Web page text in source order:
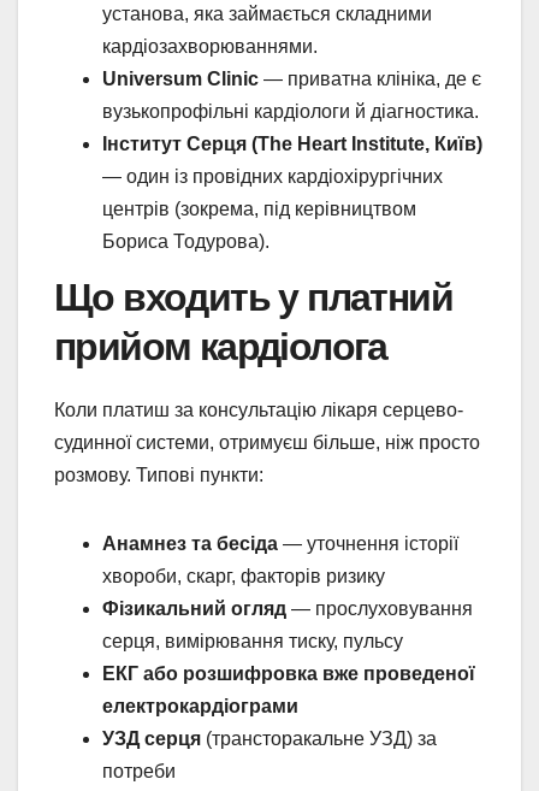
установа, яка займається складними
кардіозахворюваннями.
Universum Clinic — приватна клініка, де є
вузькопрофільні кардіологи й діагностика.
Інститут Серця (The Heart Institute, Київ)
— один із провідних кардіохірургічних
центрів (зокрема, під керівництвом
Бориса Тодурова).
Що входить у платний
прийом кардіолога
Коли платиш за консультацію лікаря серцево-
судинної системи, отримуєш більше, ніж просто
розмову. Типові пункти:
Анамнез та бесіда — уточнення історії
хвороби, скарг, факторів ризику
Фізикальний огляд — прослуховування
серця, вимірювання тиску, пульсу
ЕКГ або розшифровка вже проведеної
електрокардіограми
УЗД серця (трансторакальне УЗД) за
потреби